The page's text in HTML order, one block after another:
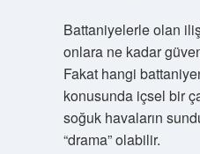
Battaniyelerle olan
onlara ne kadar
Fakat hangi
konusunda içsel bir
soğuk havaların
“drama” olabilir.